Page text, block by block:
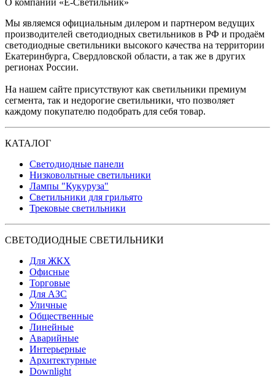
Мы являемся официальным дилером и партнером ведущих
производителей светодиодных светильников в РФ и продаём
светодиодные светильники высокого качества на территории
Екатеринбурга, Свердловской области, а так же в других
регионах России.
На нашем сайте присутствуют как светильники премиум
сегмента, так и недорогие светильники, что позволяет
каждому покупателю подобрать для себя товар.
КАТАЛОГ
Светодиодные панели
Низковольтные светильники
Лампы "Кукуруза"
Светильники для грильято
Трековые светильники
СВЕТОДИОДНЫЕ СВЕТИЛЬНИКИ
Для ЖКХ
Офисные
Торговые
Для АЗС
Уличные
Общественные
Линейные
Аварийные
Интерьерные
Архитектурные
Downlight